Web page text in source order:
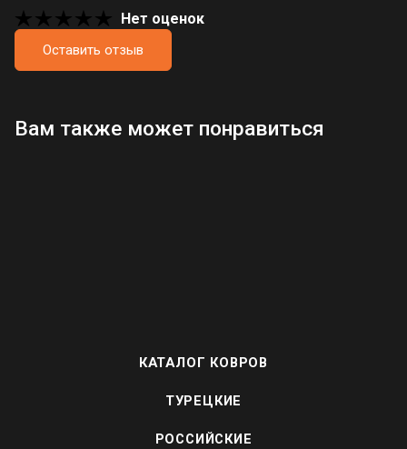
Нет оценок
Оставить отзыв
Загрузка отзывов...
Вам также может понравиться
КАТАЛОГ КОВРОВ
ТУРЕЦКИЕ
РОССИЙСКИЕ